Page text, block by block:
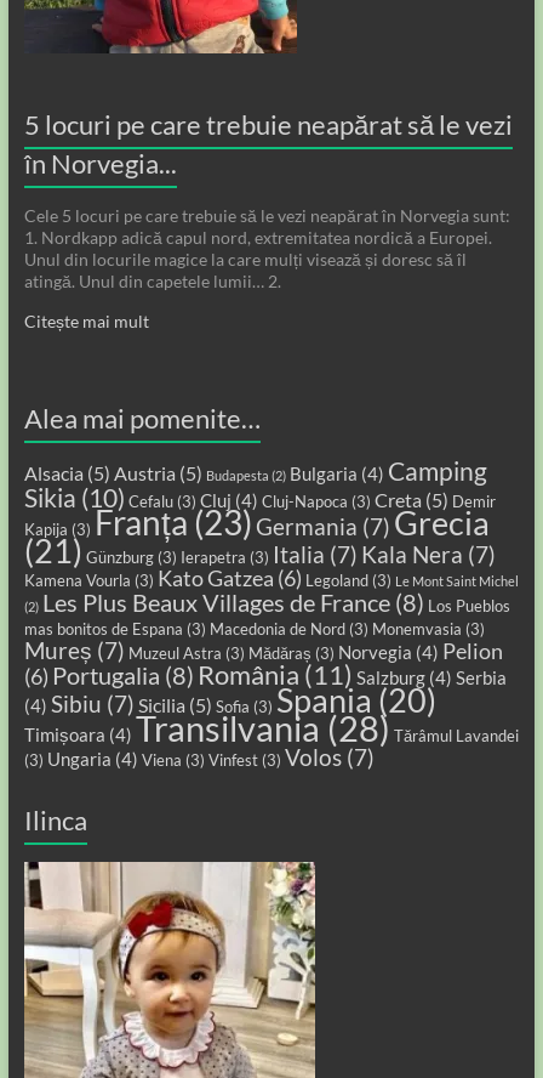
5 locuri pe care trebuie neapărat să le vezi
în Norvegia...
Cele 5 locuri pe care trebuie să le vezi neapărat în Norvegia sunt:
1. Nordkapp adică capul nord, extremitatea nordică a Europei.
Unul din locurile magice la care mulți visează și doresc să îl
atingă. Unul din capetele lumii… 2.
Citește mai mult
Alea mai pomenite…
Alsacia (5) Austria (5) Budapesta (2) Bulgaria (4) Camping
Sikia (10) Cefalu(3) Cluj (4) Cluj-Napoca (3) Creta (5) Demir
Kapija (3) Franța(23) Germania (7) Grecia
(21) Günzburg(3) Ierapetra (3) Italia (7) Kala Nera (7)
Kamena Vourla (3) Kato Gatzea (6) Legoland(3) Le Mont Saint Michel
(2) Les Plus Beaux Villages de France(8) Los Pueblos
mas bonitos de Espana (3) Macedonia de Nord(3) Monemvasia (3)
Mureș (7) Muzeul Astra (3) Mădăraș (3) Norvegia (4) Pelion
(6) Portugalia (8) România (11) Salzburg(4) Serbia
(4) Sibiu (7) Sicilia (5) Sofia (3) Spania (20)
Timișoara (4) Transilvania(28) Tărâmul Lavandei
(3) Ungaria (4) Viena (3) Vinfest(3) Volos(7)
Ilinca